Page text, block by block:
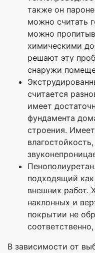
также он
можно считать
можно
химическими
решают эту
снаружи
считается
имеет
фундамента
строения.
подходящий как
внешних работ.
наклонных и
покрытии не
В зависимости от